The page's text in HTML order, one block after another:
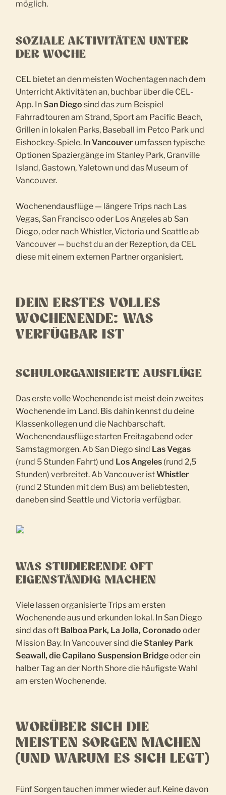
möglich.
SOZIALE AKTIVITÄTEN UNTER
DER WOCHE
CEL bietet an den meisten Wochentagen nach dem
Unterricht Aktivitäten an, buchbar über die CEL-
App. InSan Diego sind das zum Beispiel
Fahrradtouren am Strand, Sport am Pacific Beach,
Grillen in lokalen Parks, Baseball im Petco Park und
Eishockey-Spiele. InVancouver umfassen typische
Optionen Spaziergänge im Stanley Park, Granville
Island, Gastown, Yaletown und das Museum of
Vancouver.
Wochenendausflüge — längere Trips nach Las
Vegas, San Francisco oder Los Angeles ab San
Diego, oder nach Whistler, Victoria und Seattle ab
Vancouver — buchst du an der Rezeption, da CEL
diese mit einem externen Partner organisiert.
DEIN ERSTES VOLLES
WOCHENENDE: WAS
VERFÜGBAR IST
SCHULORGANISIERTE AUSFLÜGE
Das erste volle Wochenende ist meist dein zweites
Wochenende im Land. Bis dahin kennst du deine
Klassenkollegen und die Nachbarschaft.
Wochenendausflüge starten Freitagabend oder
Samstagmorgen. Ab San Diego sind Las Vegas
(rund 5 Stunden Fahrt) und Los Angeles (rund 2,5
Stunden) verbreitet. Ab Vancouver istWhistler
(rund 2 Stunden mit dem Bus) am beliebtesten,
daneben sind Seattle und Victoria verfügbar.
WAS STUDIERENDE OFT
EIGENSTÄNDIG MACHEN
Viele lassen organisierte Trips am ersten
Wochenende aus und erkunden lokal. In San Diego
sind das oft Balboa Park, La Jolla, Coronado oder
Mission Bay. In Vancouver sind dieStanley Park
Seawall, die Capilano Suspension Bridgeoder ein
halber Tag an der North Shore die häufigste Wahl
am ersten Wochenende.
WORÜBER SICH DIE
MEISTEN SORGEN MACHEN
(UND WARUM ES SICH LEGT)
Fünf Sorgen tauchen immer wieder auf. Keine davon